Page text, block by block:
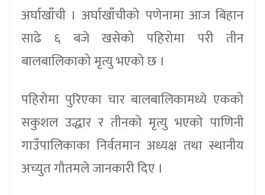
अर्घाखाँची । अर्घाखाँचीको पणेनामा आज बिहान
साढे ६ बजे खसेको पहिरोमा परी तीन
बालबालिकाको मृत्यु भएको छ ।
पहिरोमा पुरिएका चार बालबालिकामध्ये एकको
सकुशल उद्धार र तीनको मृत्यु भएको पाणिनी
गाउँपालिकाका निर्वतमान अध्यक्ष तथा स्थानीय
अच्युत गौतमले जानकारी दिए ।